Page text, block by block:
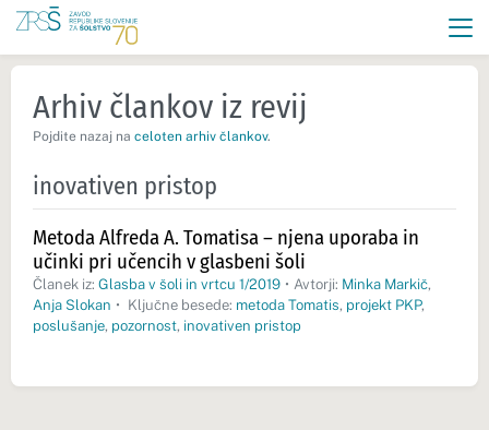
Arhiv člankov iz revij
Pojdite nazaj na celoten arhiv člankov.
inovativen pristop
Metoda Alfreda A. Tomatisa – njena uporaba in
učinki pri učencih v glasbeni šoli
Članek iz: Glasba v šoli in vrtcu 1/2019 • Avtorji: Minka Markič,
Anja Slokan • Ključne besede: metoda Tomatis, projekt PKP,
poslušanje, pozornost, inovativen pristop